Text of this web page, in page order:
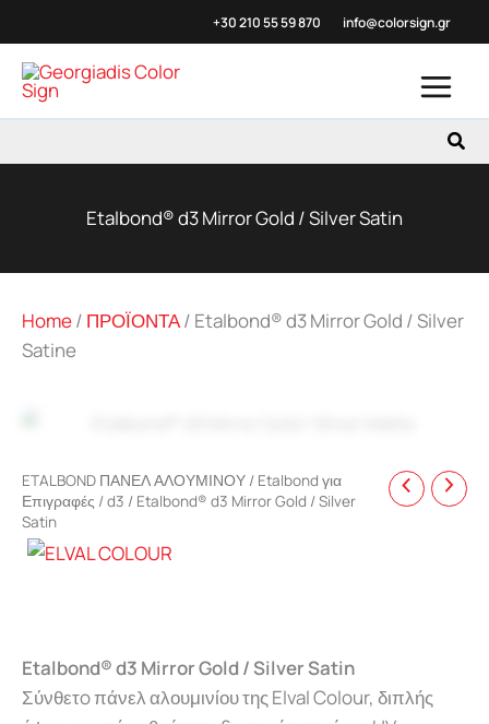
στο
περιεχόμενο
+30 210 55 59870 info@colorsign.gr
Etalbond® d3 Mirror Gold / Silver Satin
Home/ ΠΡΟΪΟΝΤΑ/ Etalbond® d3 Mirror Gold / Silver
Satine
ETALBOND ΠΑΝΕΛ ΑΛΟΥΜΙΝΟΥ / Etalbond για
Επιγραφές /d3 / Etalbond® d3 Mirror Gold / Silver
Satin
Etalbond® d3 Mirror Gold / Silver Satin
Σύνθετo πάνελ αλουμινίου της Elval Colour, διπλής